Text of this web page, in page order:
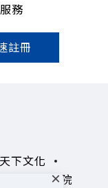
務
註冊
天下文化
領導影響力學院
×